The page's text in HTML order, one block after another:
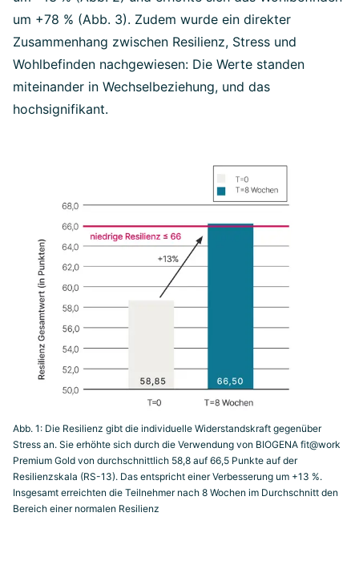
um +78 % (Abb. 3). Zudem wurde ein direkter
Zusammenhang zwischen Resilienz, Stress und
Wohlbefinden nachgewiesen: Die Werte standen
miteinander in Wechselbeziehung, und das
hochsignifikant.
Abb. 1: Die Resilienz gibt die individuelle Widerstandskraft gegenüber
Stress an. Sie erhöhte sich durch die Verwendung von BIOGENA fit@work
Premium Gold von durchschnittlich 58,8 auf 66,5 Punkte auf der
Resilienzskala (RS-13). Das entspricht einer Verbesserung um +13 %.
Insgesamt erreichten die Teilnehmer nach 8 Wochen im Durchschnitt den
Bereich einer normalen Resilienz